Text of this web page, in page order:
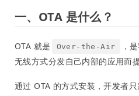
一、OTA 是什么？
OTA 就是 Over-the-Air
，
无线方式分发自己内部的应用而
通过 OTA 的方式安装，开发者